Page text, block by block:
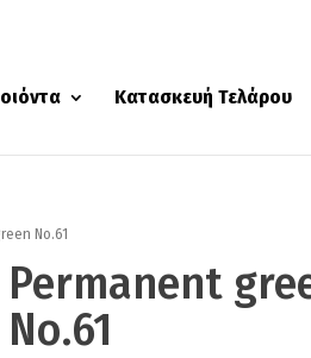
Κατασκευή Τελάρου
No.61
Permanent
No.61